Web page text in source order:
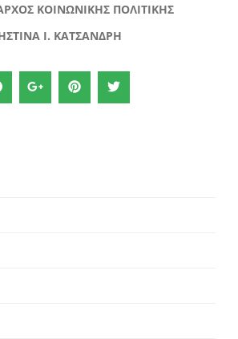
ΚΟΙΝΩΝΙΚΗΣ ΠΟΛΙΤΙΚΗΣ
Ι. ΚΑΤΣΑΝΔΡΗ